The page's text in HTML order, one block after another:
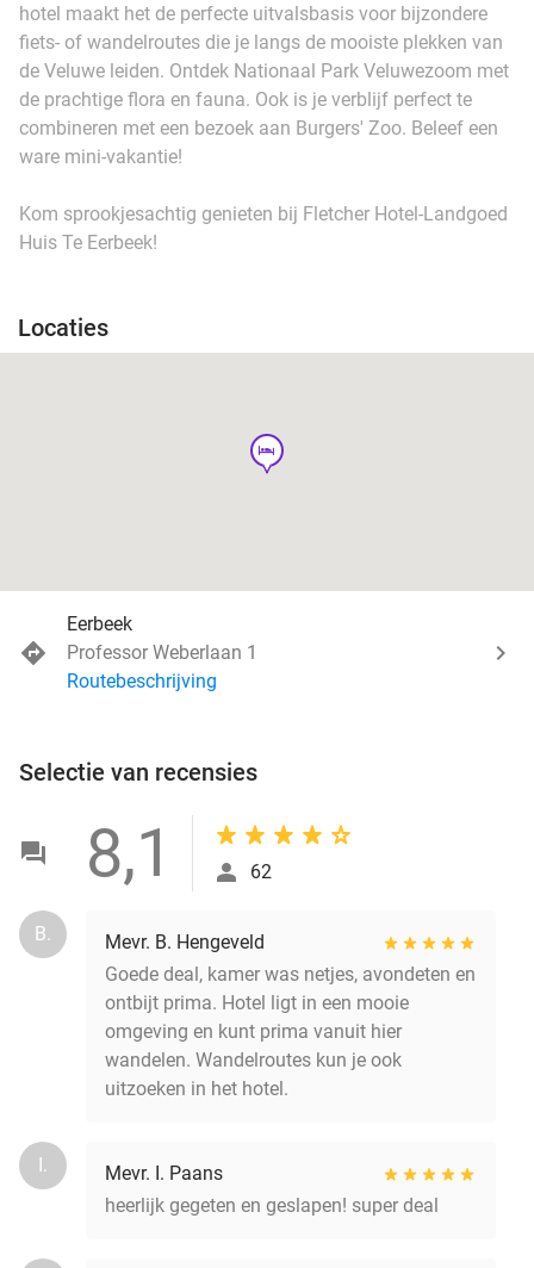
hotel maakt het de perfecte uitvalsbasis voor bijzondere
fiets- of wandelroutes die je langs de mooiste plekken van
de Veluwe leiden. Ontdek Nationaal Park Veluwezoom met
de prachtige flora en fauna. Ook is je verblijf perfect te
combineren met een bezoek aan Burgers' Zoo. Beleef een
ware mini-vakantie!
Kom sprookjesachtig genieten bij Fletcher Hotel-Landgoed
Huis Te Eerbeek!
Locaties
hotel
Eerbeek
Professor Weberlaan 1
Routebeschrijving
Selectie van recensies
8,1 62
B.
Mevr. B. Hengeveld
Goede deal, kamer was netjes, avondeten en
ontbijt prima. Hotel ligt in een mooie
omgeving en kunt prima vanuit hier
wandelen. Wandelroutes kun je ook
uitzoeken in het hotel.
I.
Mevr. I. Paans
heerlijk gegeten en geslapen! super deal